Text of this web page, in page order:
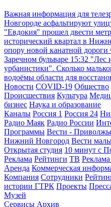
Важная информация для
Новгороде асфальтируют
"Евдокия" прошел двести
исторический квартал в
опору новой канатной
Заречном бульваре 15:32 "Лес
урбанистики". Сколько
водоёмы области для
Новости COVID-19 Общество
Происшествия Культура
бизнес Наука и образование
Каналы Россия 1 Россия 24
Радио Маяк Радио России
Программы Вести -
Нижний Новгород Вести
Открытая студия 10 минут с
Реклама Рейтинги ТВ
Аренда Коммерческая
Компания Сотрудники
истории ГТРК Проекты
Музей
Сервисы Архив